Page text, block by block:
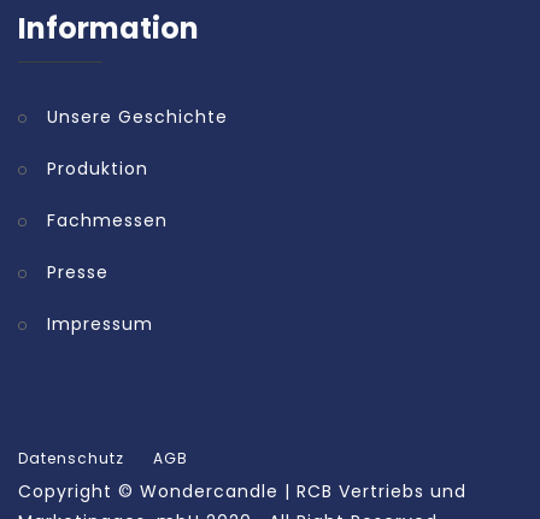
Information
Unsere Geschichte
Produktion
Fachmessen
Presse
Impressum
Datenschutz AGB
Copyright © Wondercandle | RCB Vertriebs und